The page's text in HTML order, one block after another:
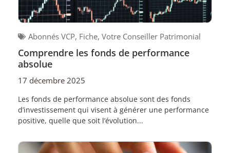
Abonnés VCP, Fiche, Votre Conseiller Patrimonial
Comprendre les fonds de performance
absolue
17 décembre 2025
Les fonds de performance absolue sont des fonds
d’investissement qui visent à générer une performance
positive, quelle que soit l’évolution...